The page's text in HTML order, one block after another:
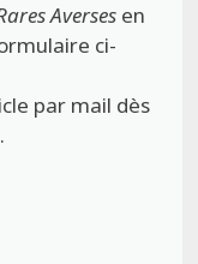
Aversesen
ci-
par mail dès